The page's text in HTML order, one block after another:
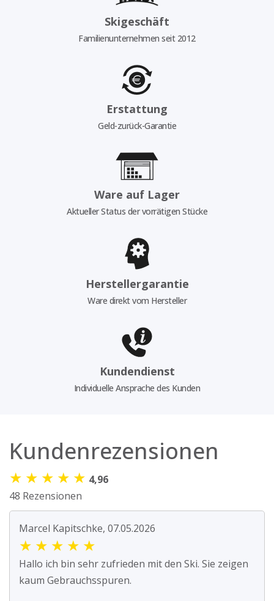
Skigeschäft
Familienunternehmen seit 2012
Erstattung
Geld-zurück-Garantie
Ware auf Lager
Aktueller Status der vorrätigen Stücke
Herstellergarantie
Ware direkt vom Hersteller
Kundendienst
Individuelle Ansprache des Kunden
Kundenrezensionen
★ ★ ★ ★ ★ 4,96
48 Rezensionen
Marcel Kapitschke, 07.05.2026
★ ★ ★ ★ ★
Hallo ich bin sehr zufrieden mit den Ski. Sie zeigen
kaum Gebrauchsspuren.